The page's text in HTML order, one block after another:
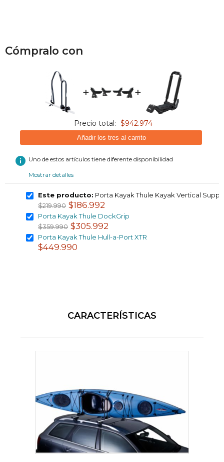
Cómpralo con
+ +
Precio total: $942.974
Añadir los tres al carrito
info Uno de estos artículos tiene diferente disponibilidad
Mostrar detalles
Este producto: Porta Kayak Thule Kayak Vertical
$219.990 $186.992
Porta Kayak Thule DockGrip
$359.990 $305.992
Porta Kayak Thule Hull-a-Port XTR
$449.990
CARACTERÍSTICAS